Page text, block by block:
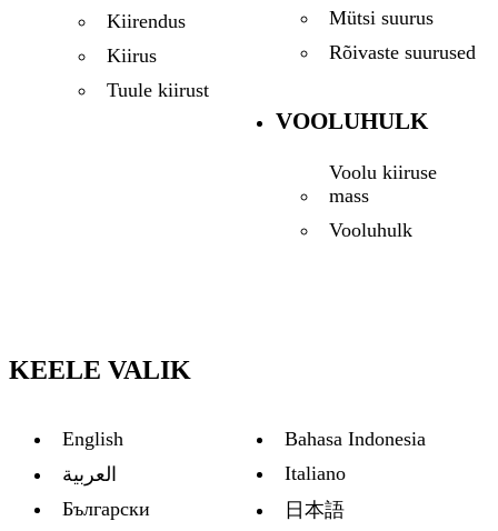
Kiirendus
Kiirus
Tuule kiirust
Mütsi suurus
Rõivaste suurused
VOOLUHULK
Voolu kiiruse
mass
Vooluhulk
KEELE VALIK
English
العربية
Български
Bahasa Indonesia
Italiano
日本語